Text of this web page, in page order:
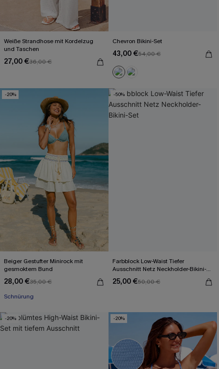
Weiße Strandhose mit Kordelzug
und Taschen
27,00 €36,00 €
Chevron Bikini-Set
43,00 €54,00 €
-20%
Beiger Gestufter Minirock mit
gesmoktem Bund
28,00 €35,00 €
Schnürung
-50%
Farbblock Low-Waist Tiefer
Ausschnitt Netz Neckholder-Bikini-
Set
25,00 €50,00 €
-20% -20%